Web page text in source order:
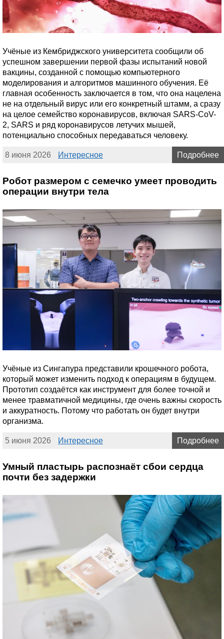
Учёные из Кембриджского университета сообщили об
успешном завершении первой фазы испытаний новой
вакцины, созданной с помощью компьютерного
моделирования и алгоритмов машинного обучения. Её
главная особенность заключается в том, что она нацелена
не на отдельный вирус или его конкретный штамм, а сразу
на целое семейство коронавирусов, включая SARS-CoV-
2, SARS и ряд коронавирусов летучих мышей,
потенциально способных передаваться человеку.
8 июня 2026 Интересное Подробнее
Робот размером с семечко умеет проводить
операции внутри тела
Учёные из Сингапура представили крошечного робота,
который может изменить подход к операциям в будущем.
Прототип создаётся как инструмент для более точной и
менее травматичной медицины, где очень важны скорость
и аккуратность. Потому что работать он будет внутри
организма.
5 июня 2026 Интересное Подробнее
Умный пластырь распознаёт сбои сердца
почти без задержки